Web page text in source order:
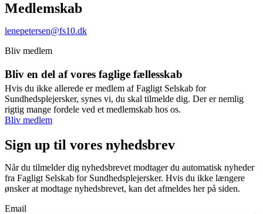
Medlemskab
lenepetersen@fs10.dk
Bliv medlem
Bliv en del af vores faglige fællesskab
Hvis du ikke allerede er medlem af Fagligt Selskab for
Sundhedsplejersker, synes vi, du skal tilmelde dig. Der er nemlig
rigtig mange fordele ved et medlemskab hos os.
Bliv medlem
Sign up til vores nyhedsbrev
Når du tilmelder dig nyhedsbrevet modtager du automatisk nyheder
fra Fagligt Selskab for Sundhedsplejersker. Hvis du ikke længere
ønsker at modtage nyhedsbrevet, kan det afmeldes her på siden.
Email